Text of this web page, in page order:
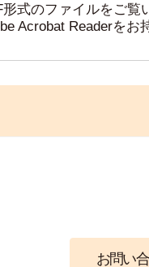
形式のファイルをご覧
Acrobat Readerをお